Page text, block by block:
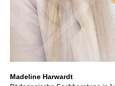
Madeline Harwardt